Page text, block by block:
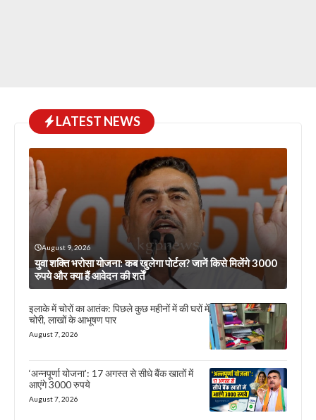
LATEST NEWS
August 9, 2026
युवा शक्ति भरोसा योजना: कब खुलेगा पोर्टल? जानें किसे मिलेंगे 3000
रुपये और क्या हैं आवेदन की शर्तें
इलाके में चोरों का आतंक: पिछले कुछ महीनों में की घरों में
चोरी, लाखों के आभूषण पार
August 7, 2026
‘अन्नपूर्णा योजना’: 17 अगस्त से सीधे बैंक खातों में
आएंगे 3000 रुपये
August 7, 2026